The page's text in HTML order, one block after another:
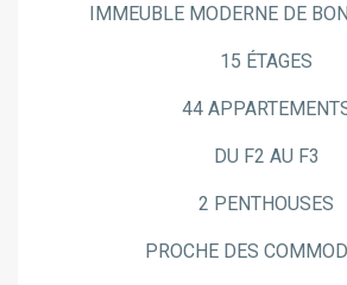
IMMEUBLE MODERNE DE
15 ÉTAGES
44
DU F2 AU F3
2 PENTHOUSES
PROCHE DES